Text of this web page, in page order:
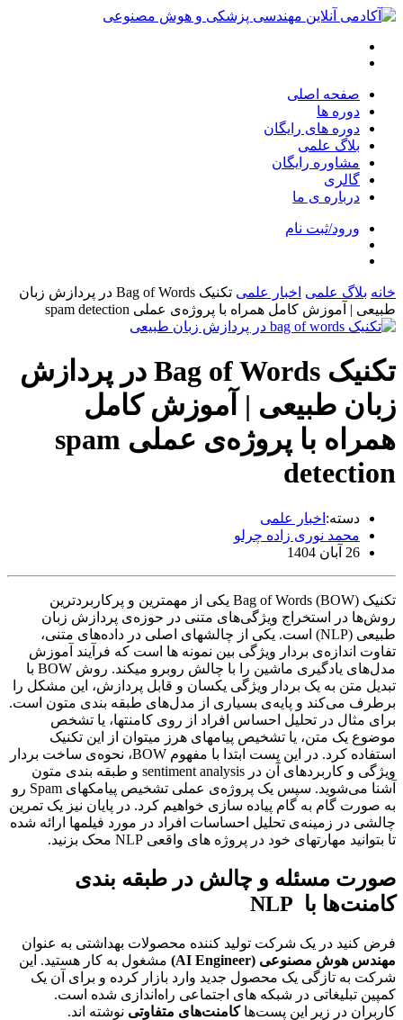
صفحه اصلی
دوره ها
دوره های رایگان
بلاگ علمی
مشاوره رایگان
گالری
درباره ی ما
ورود/ثبت نام
خانه بلاگ علمی اخبار علمی
تکنیک Bag of Words در پردازش زبان
طبیعی | آموزش کامل همراه با پروژه‌ی عملی spam detection
تکنیک Bag of Words در پردازش
زبان طبیعی | آموزش کامل
همراه با پروژه‌ی عملی spam
detection
دسته: اخبار علمی
محمد نوری زاده چرلو
26 آبان 1404
تکنیک Bag of Words (BOW) یکی از مهمترین و پرکاربردترین
روش‌ها در استخراج ویژگی‌های متنی در حوزه‌ی پردازش زبان
طبیعی (NLP) است. یکی از چالشهای اصلی در داده‌های متنی،
تفاوت اندازه‌ی بردار ویژگی بین نمونه ها است که فرآیند آموزش
مدل‌های یادگیری ماشین را با چالش روبرو میکند. روش BOW با
تبدیل متن به یک بردار ویژگی یکسان و قابل پردازش، این مشکل را
برطرف می‌کند و پایه‌ی بسیاری از مدل‌های طبقه ‌بندی متون است.
برای مثال در تحلیل احساس افراد از روی کامنتها، یا تشخص
موضوع یک متن، یا تشخیص پیامهای هرز میتوان از این تکنیک
استفاده کرد. در این پست ابتدا با مفهوم BOW، نحوه‌ی ساخت بردار
ویژگی و کاربردهای آن در sentiment analysis و طبقه بندی متون
آشنا می‌شوید. سپس یک پروژه‌ی عملی تشخیص پیامکهای Spam رو
به صورت گام به گام پیاده سازی خواهیم کرد. در پایان نیز یک تمرین
چالشی در زمینه‌ی تحلیل احساسات افراد در مورد فیلمها ارائه شده
تا بتوانید مهارتهای خود در پروژه های واقعی NLP محک بزنید.
صورت مسئله و چالش در طبقه بندی
کامنت‌ها با
فرض کنید در یک شرکت تولید کننده محصولات بهداشتی به عنوان
مهندس هوش مصنوعی (AI Engineer)
مشغول به کار هستید. این
شرکت به تازگی یک محصول جدید وارد بازار کرده و برای آن یک
کمپین تبلیغاتی در شبکه های اجتماعی راه‌اندازی شده است.
کاربران در زیر این پست‌هاکامنت‌های متفاوتی نوشته‌ اند.